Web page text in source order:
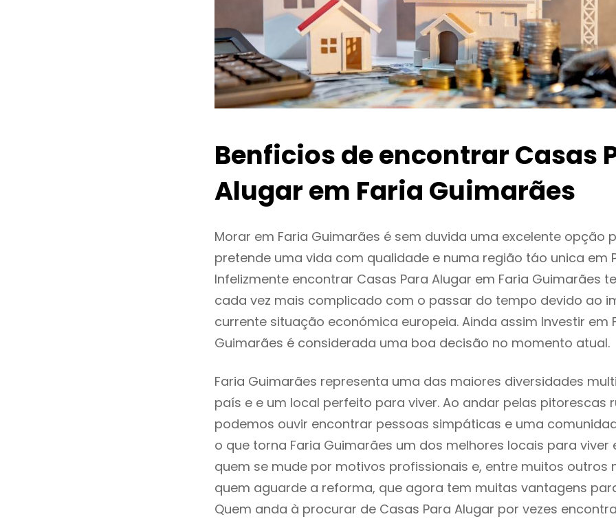
Benficios de encontrar Casas
Alugar em Faria Guimarães
Morar em Faria Guimarães é sem duvida uma excelente opção
pretende uma vida com qualidade e numa região táo unica em
Infelizmente encontrar Casas Para Alugar em Faria Guimarães
cada vez mais complicado com o passar do tempo devido ao
currente situação económica europeia. Ainda assim Investir em
Guimarães é considerada uma boa decisão no momento atual.
Faria Guimarães representa uma das maiores diversidades
país e e um local perfeito para viver. Ao andar pelas pitorescas
podemos ouvir encontrar pessoas simpáticas e uma
o que torna Faria Guimarães um dos melhores locais para viver
quem se mude por motivos profissionais e, entre muitos outros
quem aguarde a reforma, que agora tem muitas vantagens
Quem anda à procurar de Casas Para Alugar por vezes